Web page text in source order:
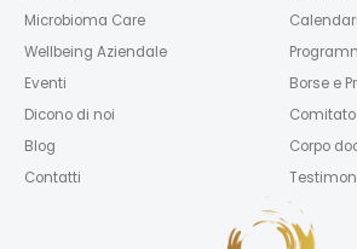
Microbioma Care
Wellbeing Aziendale
Eventi
Dicono di noi
Blog
Contatti
Borse e
Corpo